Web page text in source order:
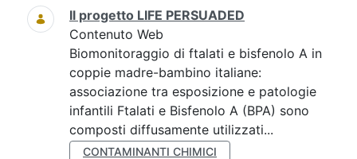
Il progetto LIFE PERSUADED
Contenuto Web
Biomonitoraggio di ftalati e bisfenolo A in
coppie madre-bambino italiane:
associazione tra esposizione e patologie
infantili Ftalati e Bisfenolo A (BPA) sono
composti diffusamente utilizzati...
CONTAMINANTI CHIMICI